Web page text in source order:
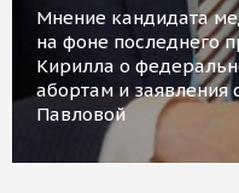
Мнение кандидата
на фоне последнего
Кирилла о
абортам и заявления
Павловой